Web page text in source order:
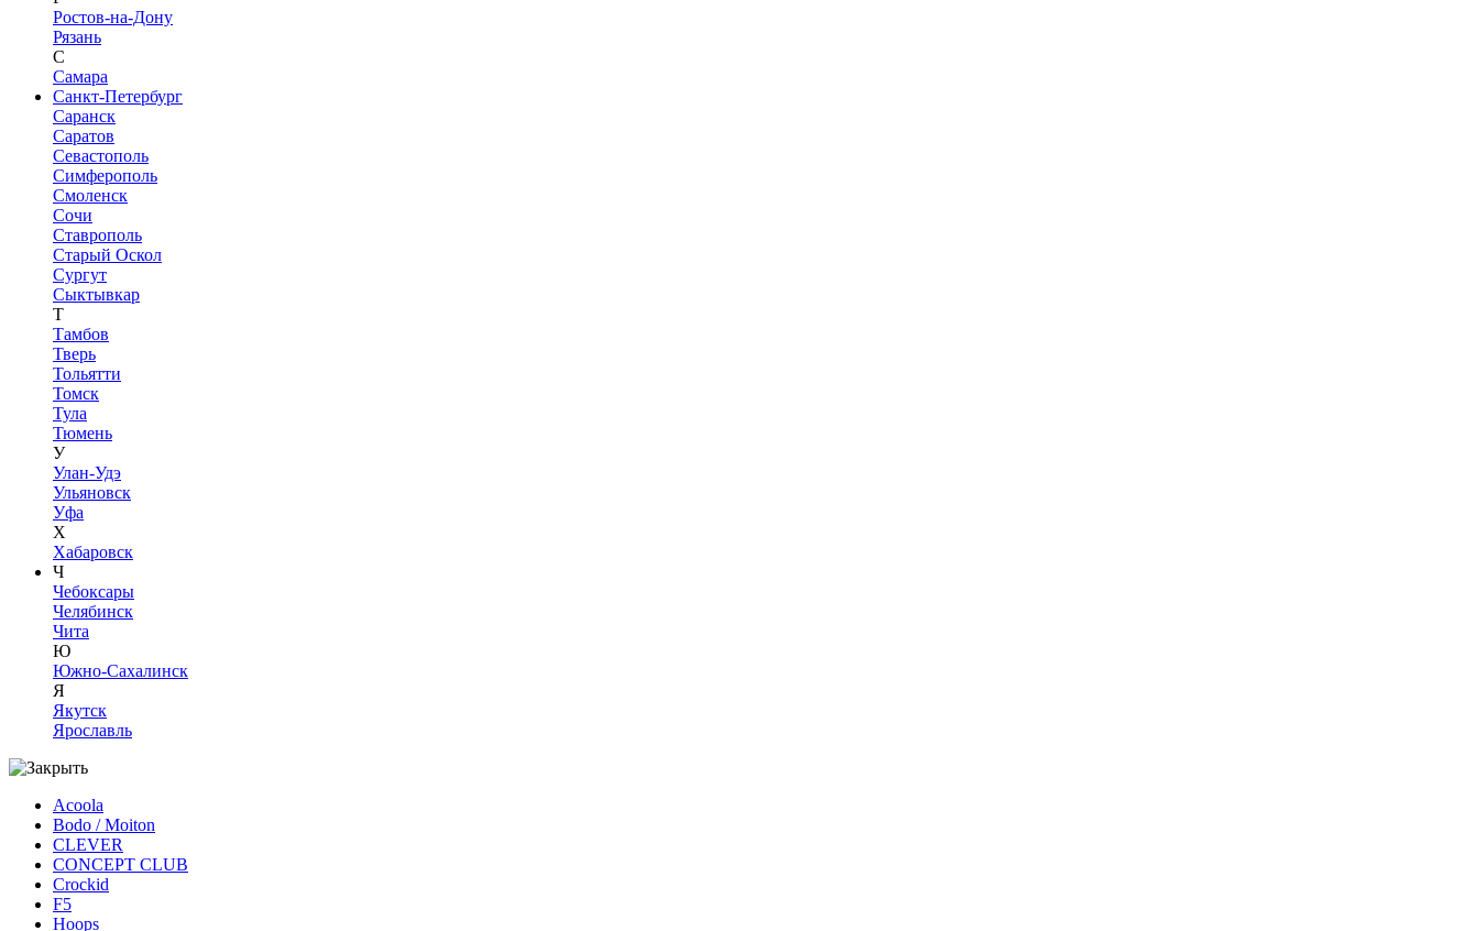
Ростов-на-Дону
Рязань
С
Самара
Санкт-Петербург
Саранск
Саратов
Севастополь
Симферополь
Смоленск
Сочи
Ставрополь
Старый Оскол
Сургут
Сыктывкар
Т
Тамбов
Тверь
Тольятти
Томск
Тула
Тюмень
У
Улан-Удэ
Ульяновск
Уфа
Х
Хабаровск
Ч
Чебоксары
Челябинск
Чита
Ю
Южно-Сахалинск
Я
Якутск
Ярославль
Acoola
Bodo / Moiton
CLEVER
CONCEPT CLUB
Crockid
F5
Hoops